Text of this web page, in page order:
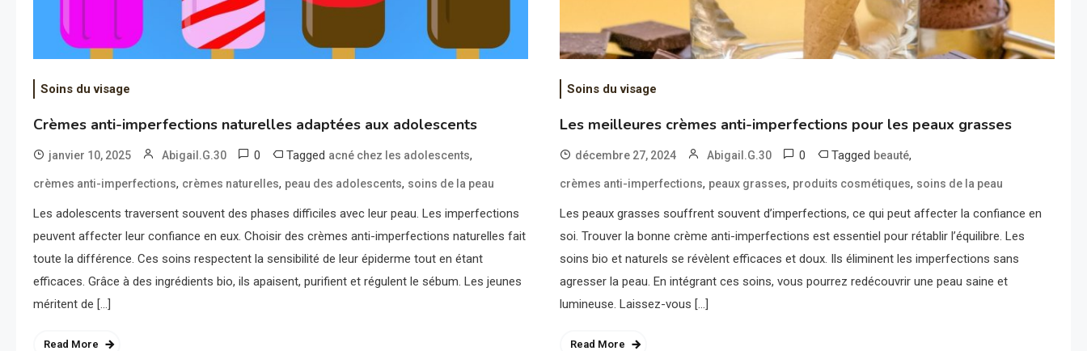
Soins du visage
Crèmes anti-imperfections naturelles adaptées aux adolescents
janvier 10, 2025 Abigail.G.30 0 Tagged acné chez les adolescents,
crèmes anti-imperfections, crèmes naturelles, peau des adolescents, soins de la peau
Les adolescents traversent souvent des phases difficiles avec leur peau. Les imperfections
peuvent affecter leur confiance en eux. Choisir des crèmes anti-imperfections naturelles fait
toute la différence. Ces soins respectent la sensibilité de leur épiderme tout en étant
efficaces. Grâce à des ingrédients bio, ils apaisent, purifient et régulent le sébum. Les jeunes
méritent de […]
Read More
Soins du visage
Les meilleures crèmes anti-imperfections pour les peaux grasses
décembre 27, 2024 Abigail.G.30 0 Tagged beauté,
crèmes anti-imperfections, peaux grasses, produits cosmétiques, soins de la peau
Les peaux grasses souffrent souvent d’imperfections, ce qui peut affecter la confiance en
soi. Trouver la bonne crème anti-imperfections est essentiel pour rétablir l’équilibre. Les
soins bio et naturels se révèlent efficaces et doux. Ils éliminent les imperfections sans
agresser la peau. En intégrant ces soins, vous pourrez redécouvrir une peau saine et
lumineuse. Laissez-vous […]
Read More